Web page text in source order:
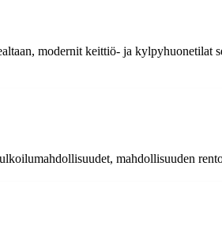
modernit keittiö- ja kylpyhuonetilat
mahdollisuuden